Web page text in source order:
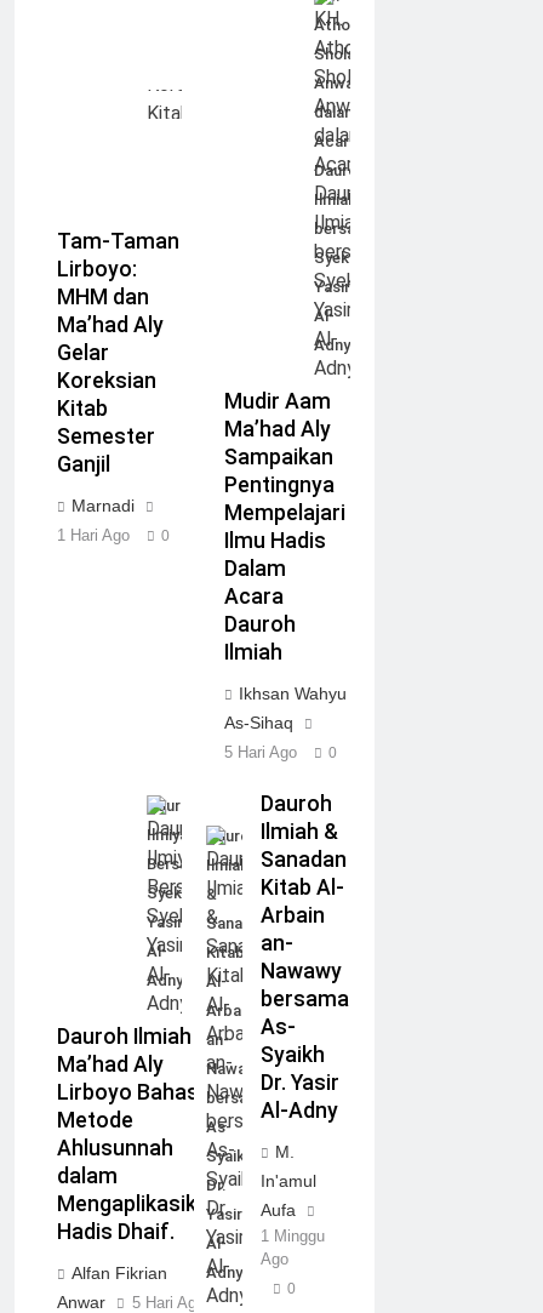
Tam-Taman
Lirboyo:
MHM dan
Ma’had Aly
Gelar
Koreksian
Kitab
Semester
Ganjil
Marnadi
1 Hari Ago 0
Athoillah
Sholahudin
Anwar
dalam
Acara
Dauroh
Ilmiah
bersama
Syekh
Yasir
Al-
Adny
Mudir Aam
Ma’had Aly
Sampaikan
Pentingnya
Mempelajari
Ilmu Hadis
Dalam
Acara
Dauroh
Ilmiah
Ikhsan Wahyu
As-Sihaq
5 Hari Ago 0
Dauroh
Ilmiyah
Bersama
Syekh
Yasir
Al-
Adny
Dauroh Ilmiah
Ma’had Aly
Lirboyo Bahas
Metode
Ahlusunnah
dalam
Mengaplikasikan
Hadis Dhaif.
Alfan Fikrian
Anwar
5 Hari Ago
Dauroh
Ilmiah
&
Sanadan
Kitab
Al-
Arbain
an-
Nawawy
bersama
As-
Syaikh
Dr.
Yasir
Al-
Adny
Dauroh
Ilmiah &
Sanadan
Kitab Al-
Arbain
an-
Nawawy
bersama
As-
Syaikh
Dr. Yasir
Al-Adny
M.
In'amul
Aufa
1 Minggu
Ago
0